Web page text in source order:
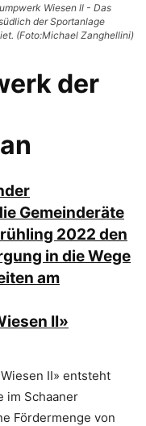
Wiesen ll - Das
der Sportanlage
(Foto:Michael Zanghellini)
der
Gemeinderäte
2022 den
in die Wege
am
II»
II» entsteht
im Schaaner
Fördermenge von